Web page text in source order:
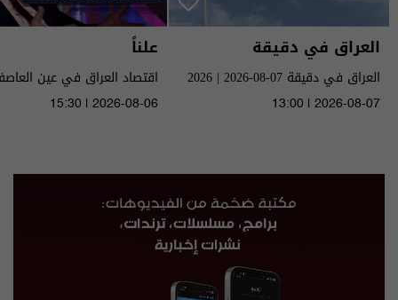
العراق في دقيقة
العراق في دقيقة 07-08-2026 | 2026
13:00 | 2026-08-07
علناً
م٥ - الحلقة ٨ | الموسم ٥
15:30 | 2026-08-06